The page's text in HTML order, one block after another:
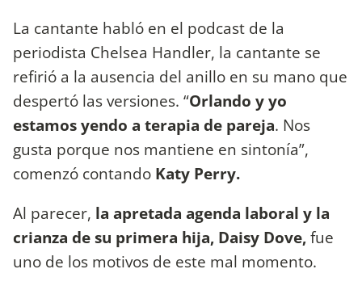
La cantante habló en el podcast de la
periodista Chelsea Handler, la cantante se
refirió a la ausencia del anillo en su mano que
despertó las versiones. “Orlando y yo
estamos yendo a terapia de pareja. Nos
gusta porque nos mantiene en sintonía”,
comenzó contando Katy Perry.
Al parecer, la apretada agenda laboral y la
crianza de su primera hija, Daisy Dove,fue
uno de los motivos de este mal momento.